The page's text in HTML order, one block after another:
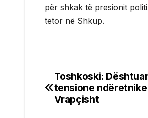
për shkak të presionit
tetor në Shkup.
Post
navigation
Toshkoski:
tensione
Vrapçisht